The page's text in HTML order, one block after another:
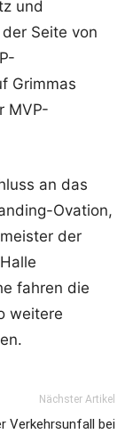
und
Seite von
Grimmas
MVP-
an das
Ovation,
der
fahren die
weitere
Nächster Artikel
Verkehrsunfall bei